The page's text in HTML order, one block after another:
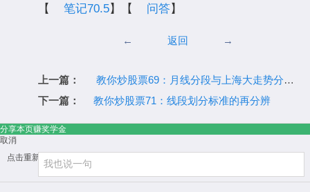
【
笔记70.5】【 问答】
← 返回 →
上一篇：
教你炒股票69：月线分段与上海大走势分析、预判
下一篇：
教你炒股票71：线段划分标准的再分辨
分享本页赚奖学金
取消
点击重新加载